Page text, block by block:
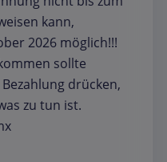
kann,
2026 möglich!!!
sollte
drücken,
zu tun ist.